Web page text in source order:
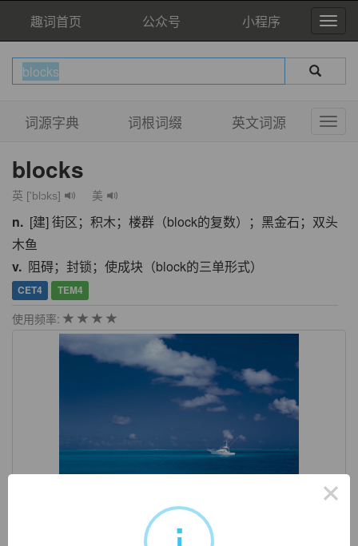
趣词首页 公众号 小程序
词源字典 词根词缀 英文词源
blocks
英 ['blɔks] 美
n. [建] 街区；积木；楼群（block的复数）；黑金石；双头
木鱼
v. 阻碍；封锁；使成块（block的三单形式）
CET4 TEM4
使用频率:
1/ 3 ×